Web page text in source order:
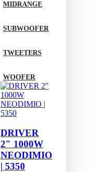
MIDRANGE
SUBWOOFER
TWEETERS
WOOFER
DRIVER
2″ 1000W
NEODIMIO
| 5350